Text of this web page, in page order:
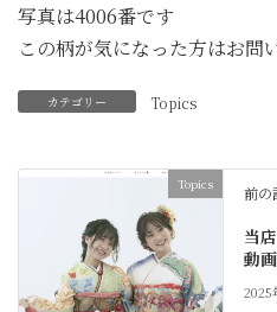
写真は4006番です
この柄が気になった方はお問
カテゴリー Topics
Topics 前の
当
動
2025